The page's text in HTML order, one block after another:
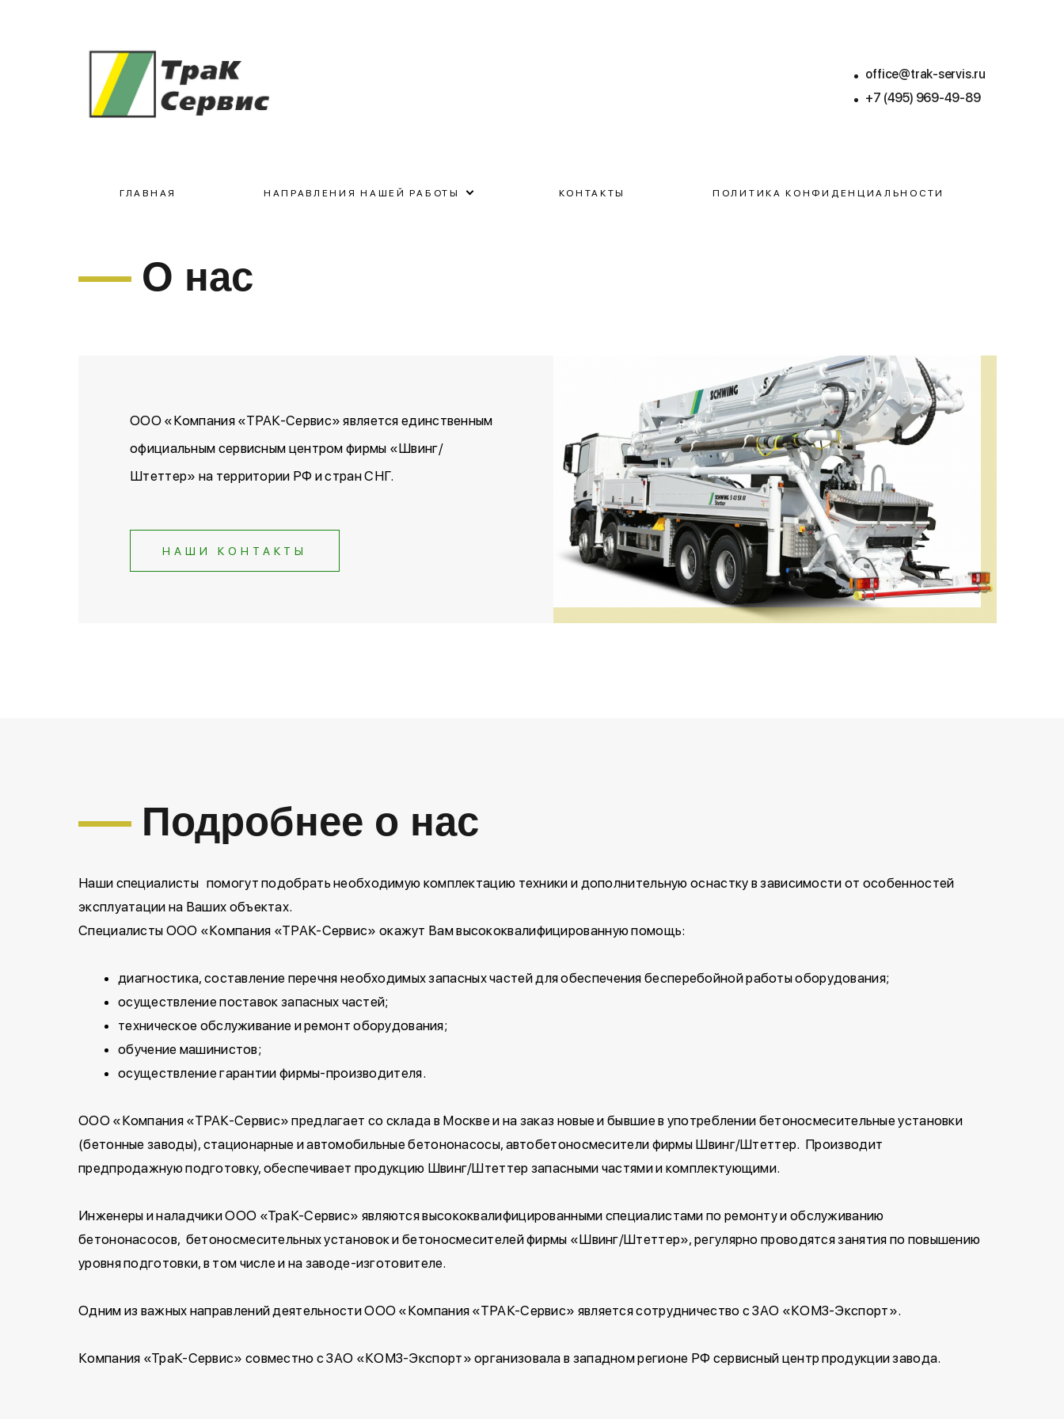
office@trak-servis.ru
+7 (495) 969-49-89
ГЛАВНАЯ НАПРАВЛЕНИЯ НАШЕЙ РАБОТЫ КОНТАКТЫ ПОЛИТИКА КОНФИДЕНЦИАЛЬНОСТИ
О нас
ООО «Компания «ТРАК-Сервис» является единственным
официальным сервисным центром фирмы «Швинг/
Штеттер» на территории РФ и стран СНГ.
НАШИ КОНТАКТЫ
Подробнее о нас
Наши специалисты помогут подобрать необходимую комплектацию техники и дополнительную оснастку в зависимости от особенностей
эксплуатации на Ваших объектах.
Специалисты ООО «Компания «ТРАК-Сервис» окажут Вам высококвалифицированную помощь:
диагностика, составление перечня необходимых запасных частей для обеспечения бесперебойной работы оборудования;
осуществление поставок запасных частей;
техническое обслуживание и ремонт оборудования;
обучение машинистов;
осуществление гарантии фирмы-производителя.
ООО «Компания «ТРАК-Сервис» предлагает со склада в Москве и на заказ новые и бывшие в употреблении бетоносмесительные установки
(бетонные заводы), стационарные и автомобильные бетононасосы, автобетоносмесители фирмы Швинг/Штеттер. Производит
предпродажную подготовку, обеспечивает продукцию Швинг/Штеттер запасными частями и комплектующими.
Инженеры и наладчики ООО «ТраК-Сервис» являются высококвалифицированными специалистами по ремонту и обслуживанию
бетононасосов, бетоносмесительных установок и бетоносмесителей фирмы «Швинг/Штеттер», регулярно проводятся занятия по повышению
уровня подготовки, в том числе и на заводе-изготовителе.
Одним из важных направлений деятельности ООО «Компания «ТРАК-Сервис» является сотрудничество с ЗАО «КОМЗ-Экспорт».
Компания «ТраК-Сервис» совместно с ЗАО «КОМЗ-Экспорт» организовала в западном регионе РФ сервисный центр продукции завода.